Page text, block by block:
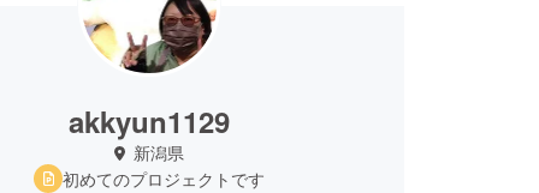
akkyun1129
新潟県
初めてのプロジェクトです